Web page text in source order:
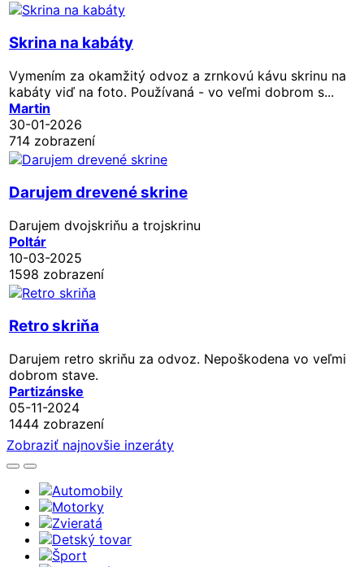
Skrina na kabáty
Vymením za okamžitý odvoz a zrnkovú kávu skrinu na
kabáty viď na foto. Používaná - vo veľmi dobrom s...
Martin
30-01-2026
714 zobrazení
Darujem drevené skrine
Darujem dvojskriňu a trojskrinu
Poltár
10-03-2025
1598 zobrazení
Retro skriňa
Darujem retro skriňu za odvoz. Nepoškodena vo veľmi
dobrom stave.
Partizánske
05-11-2024
1444 zobrazení
Zobraziť najnovšie inzeráty
Automobily
Motorky
Zvieratá
Detský tovar
Šport